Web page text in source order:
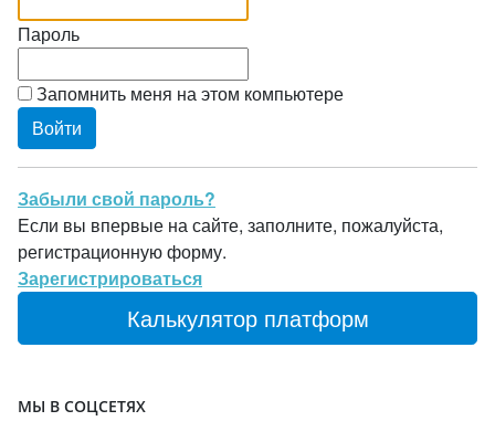
Пароль
Запомнить меня на этом компьютере
Забыли свой пароль?
Если вы впервые на сайте, заполните, пожалуйста,
регистрационную форму.
Зарегистрироваться
Калькулятор платформ
МЫ В СОЦСЕТЯХ